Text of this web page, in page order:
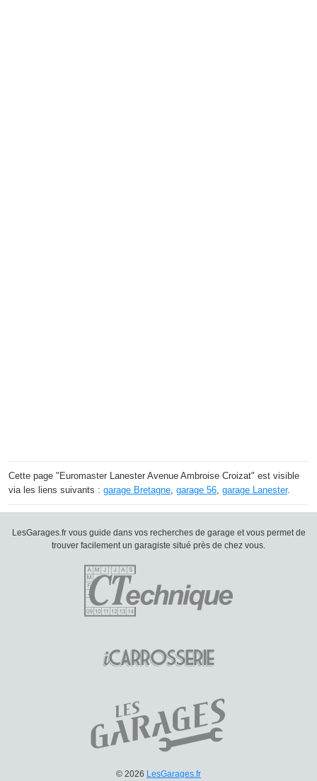
Cette page "Euromaster Lanester Avenue Ambroise Croizat" est visible
via les liens suivants : garage Bretagne, garage 56, garage Lanester.
LesGarages.fr vous guide dans vos recherches de garage et vous permet de
trouver facilement un garagiste situé près de chez vous.
© 2026 LesGarages.fr